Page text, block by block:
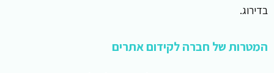
בדירוג.
המטרות של חברה לקידום אתרים